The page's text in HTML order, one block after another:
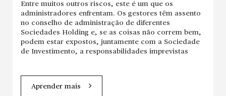
Entre muitos outros riscos, este é um que os
administradores enfrentam. Os gestores têm assento
no conselho de administração de diferentes
Sociedades Holding e, se as coisas não correm bem,
podem estar expostos, juntamente com a Sociedade
de Investimento, a responsabilidades imprevistas
Aprender mais